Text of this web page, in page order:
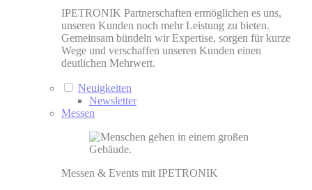
IPETRONIK Partnerschaften ermöglichen es uns,
unseren Kunden noch mehr Leistung zu bieten.
Gemeinsam bündeln wir Expertise, sorgen für kurze
Wege und verschaffen unseren Kunden einen
deutlichen Mehrwert.
Neuigkeiten
Newsletter
Messen
Messen & Events mit IPETRONIK